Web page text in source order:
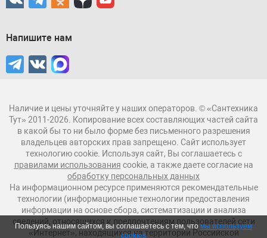
Напишите нам
Наличие и цены уточняйте у наших операторов. © «Сантехника
Тут» 2011-2026. Копирование всех составляющих частей сайта
в какой бы то ни было форме без письменного разрешения
владельцев авторских прав запрещено. Сайт использует
технологию cookie. Используя сайт, Вы соглашаетесь с
правилами использования cookie, а также даете согласие на
обработку персональных данных
На информационном ресурсе применяются рекомендательные
технологии (информационные технологии предоставления
информации на основе сбора, систематизации и анализа
сведений, относящихся к предпочтениям пользователей сети
«Интернет», находящихся на территории Российской
Пользуясь нашим сайтом, вы соглашаетесь с тем, чтомы используем
cookies